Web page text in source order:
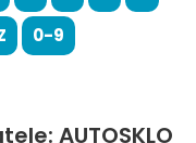
0-9
AUTOSKLO